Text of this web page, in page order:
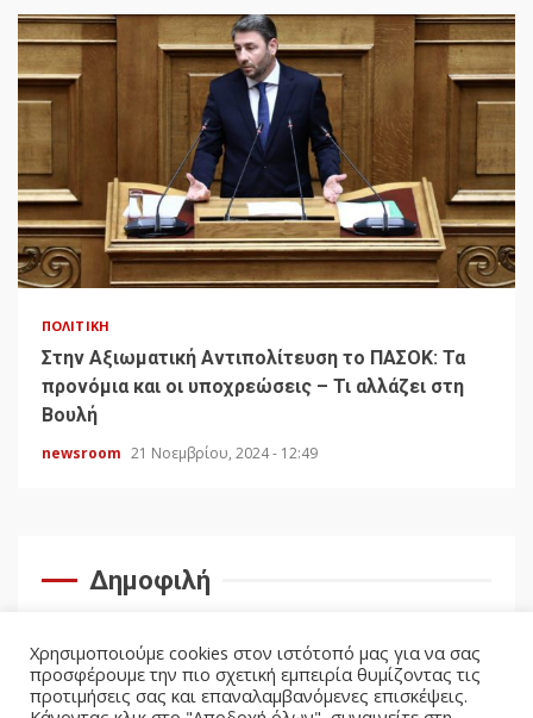
ΠΟΛΙΤΙΚΉ
Στην Αξιωματική Αντιπολίτευση το ΠΑΣΟΚ: Τα
προνόμια και οι υποχρεώσεις – Τι αλλάζει στη
Βουλή
newsroom 21 Νοεμβρίου, 2024 - 12:49
Δημοφιλή
Χρησιμοποιούμε cookies στον ιστότοπό μας για να σας
προσφέρουμε την πιο σχετική εμπειρία θυμίζοντας τις
προτιμήσεις σας και επαναλαμβανόμενες επισκέψεις.